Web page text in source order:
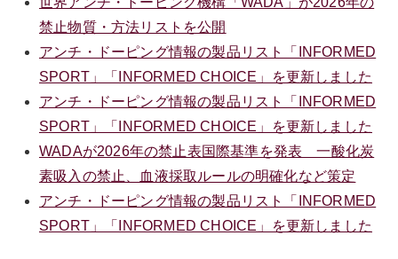
禁止物質・方法リストを公開
アンチ・ドーピング情報の製品リスト「INFORMED
SPORT」「INFORMED CHOICE」を更新しました
アンチ・ドーピング情報の製品リスト「INFORMED
SPORT」「INFORMED CHOICE」を更新しました
WADAが2026年の禁止表国際基準を発表 一酸化炭
素吸入の禁止、血液採取ルールの明確化など策定
アンチ・ドーピング情報の製品リスト「INFORMED
SPORT」「INFORMED CHOICE」を更新しました